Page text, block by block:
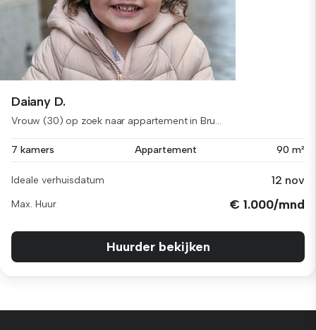
Daiany D.
Vrouw (30) op zoek naar appartement in Bru...
7 kamers Appartement 90 m²
Ideale verhuisdatum 12 nov
Max. Huur € 1.000/mnd
Huurder bekijken